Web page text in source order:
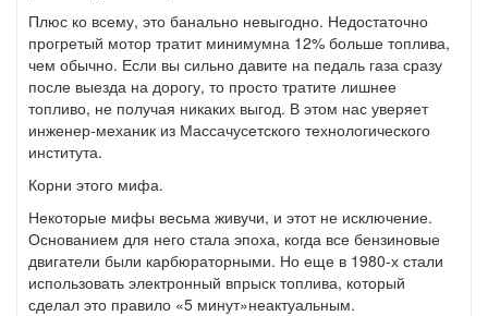
Плюс ко всему, это банально невыгодно. Недостаточно
прогретый мотор тратит минимумна 12% больше топлива,
чем обычно. Если вы сильно давите на педаль газа сразу
после выезда на дорогу, то просто тратите лишнее
топливо, не получая никаких выгод. В этом нас уверяет
инженер-механик из Массачусетского технологического
института.
Корни этого мифа.
Некоторые мифы весьма живучи, и этот не исключение.
Основанием для него стала эпоха, когда все бензиновые
двигатели были карбюраторными. Но еще в 1980-х стали
использовать электронный впрыск топлива, который
сделал это правило «5 минут»неактуальным.